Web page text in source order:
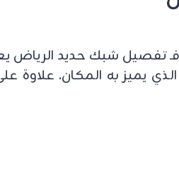
فـ تفصيل شبك حديد الرياض
يميز به المكان. علاوة